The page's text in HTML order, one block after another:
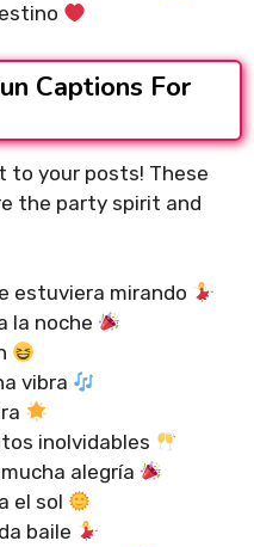
Captions For
to your posts! These
the party spirit and
estuviera mirando
la noche
vibra
inolvidables
alegría
el sol
baile